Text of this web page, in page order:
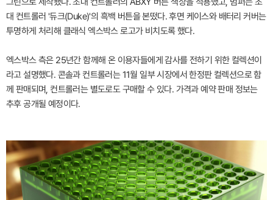
대 컨트롤러 '듀크(Duke)'의 흑백 버튼을 본떴다. 후면 케이스와 배터리 커버는
투명하게 처리해 클래식 엑스박스 로고가 비치도록 했다.
엑스박스 측은 25년간 함께해 온 이용자들에게 감사를 전하기 위한 컬렉션이
라고 설명했다. 콘솔과 컨트롤러는 11월 일부 시장에서 한정판 컬렉션으로 함
께 판매되며, 컨트롤러는 별도로도 구매할 수 있다. 가격과 예약 판매 정보는
추후 공개될 예정이다.